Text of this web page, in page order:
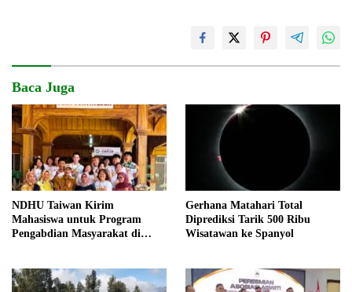
Baca Juga
NDHU Taiwan Kirim
Mahasiswa untuk Program
Pengabdian Masyarakat di
Gerhana Matahari Total
Diprediksi Tarik 500 Ribu
Wisatawan ke Spanyol